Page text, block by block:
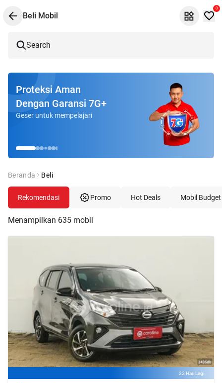
Beli Mobil
0
Search
Proteksi Aman
Dengan Garansi 7G+
Geser untuk mempelajari
Beranda Beli
Rekomendasi Promo Hot Deals Mobil Budget
Menampilkan 635 mobil
22 Hari Lagi